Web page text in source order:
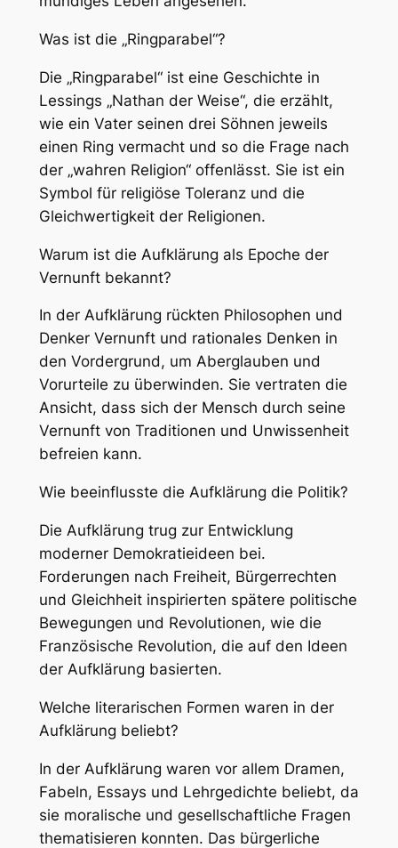
Was ist die „Ringparabel“?
Die „Ringparabel“ ist eine Geschichte in
Lessings „Nathan der Weise“, die erzählt,
wie ein Vater seinen drei Söhnen jeweils
einen Ring vermacht und so die Frage nach
der „wahren Religion“ offenlässt. Sie ist ein
Symbol für religiöse Toleranz und die
Gleichwertigkeit der Religionen.
Warum ist die Aufklärung als Epoche der
Vernunft bekannt?
In der Aufklärung rückten Philosophen und
Denker Vernunft und rationales Denken in
den Vordergrund, um Aberglauben und
Vorurteile zu überwinden. Sie vertraten die
Ansicht, dass sich der Mensch durch seine
Vernunft von Traditionen und Unwissenheit
befreien kann.
Wie beeinflusste die Aufklärung die Politik?
Die Aufklärung trug zur Entwicklung
moderner Demokratieideen bei.
Forderungen nach Freiheit, Bürgerrechten
und Gleichheit inspirierten spätere politische
Bewegungen und Revolutionen, wie die
Französische Revolution, die auf den Ideen
der Aufklärung basierten.
Welche literarischen Formen waren in der
Aufklärung beliebt?
In der Aufklärung waren vor allem Dramen,
Fabeln, Essays und Lehrgedichte beliebt, da
sie moralische und gesellschaftliche Fragen
thematisieren konnten. Das bürgerliche